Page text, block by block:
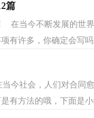
篇
在当今不断发展的世
有许多，你确定会写
今社会，人们对合同
有方法的哦，下面是